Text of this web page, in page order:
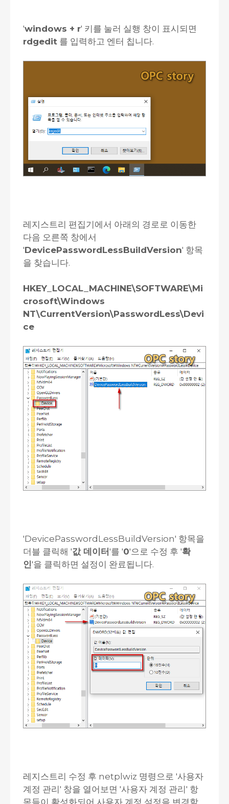
'windows + r' 키를 눌러 실행 창이 표시되면
rdgedit 를 입력하고 엔터 칩니다.
레지스트리 편집기에서 아래의 경로로 이동한
다음 오른쪽 창에서
'DevicePasswordLessBuildVersion' 항목
을 찾습니다.
HKEY_LOCAL_MACHINE\SOFTWARE\Mi
crosoft\Windows
NT\CurrentVersion\PasswordLess\Devi
ce
'DevicePasswordLessBuildVersion' 항목을
더블 클릭해 '값 데이터 '를 '0'으로 수정 후 '확
인'을 클릭하면 설정이 완료됩니다.
레지스트리 수정 후 netplwiz 명령으로 '사용자
계정 관리' 창을 열어보면 '사용자 계정 관리' 항
목들이 활성화되어 사용자 계정 설정을 변경할